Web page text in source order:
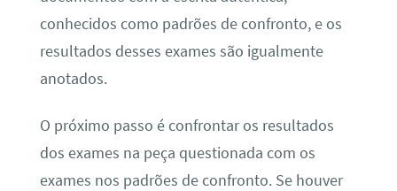
conhecidos como padrões de confronto, e os
resultados desses exames são igualmente
anotados.
O próximo passo é confrontar os resultados
dos exames na peça questionada com os
exames nos padrões de confronto. Se houver